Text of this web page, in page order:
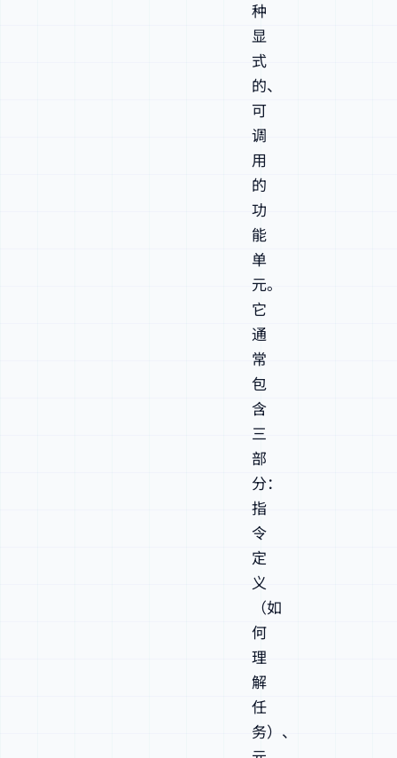
种
显
式
的、
可
调
用
的
功
能
单
元。
它
通
常
包
含
三
部
分：
指
令
定
义
（如
何
理
解
任
务）、